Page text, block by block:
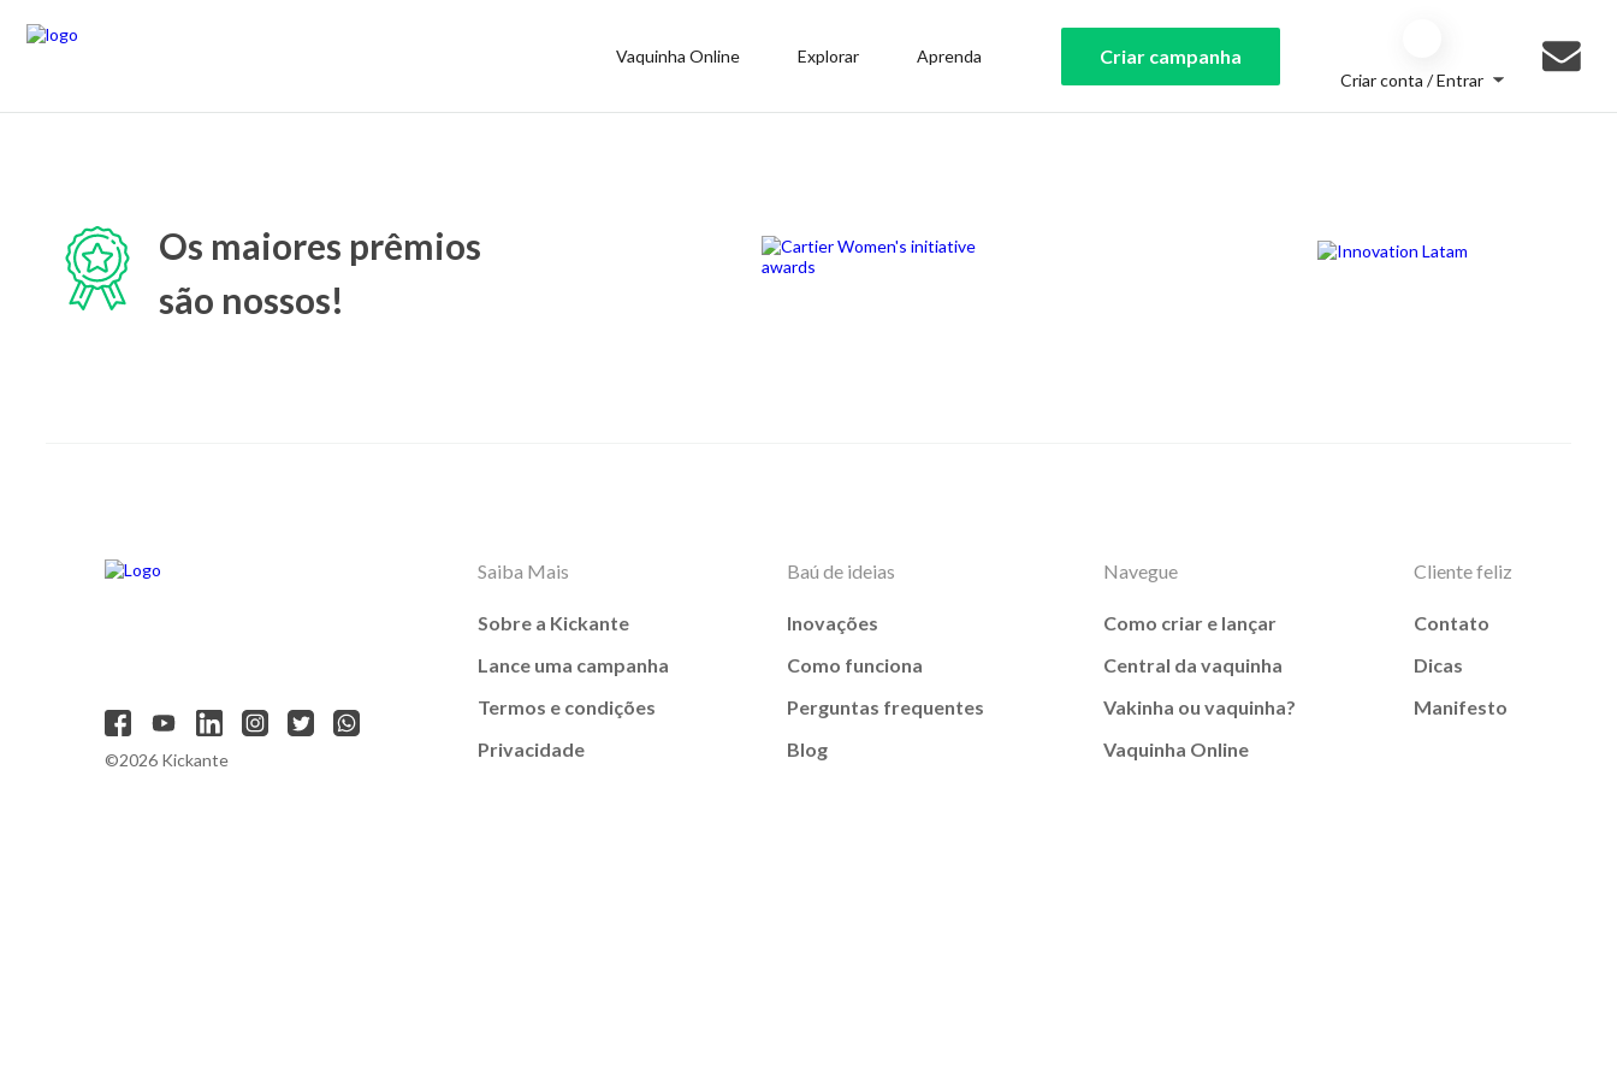
Vaquinha Online Explorar Aprenda Criar campanha
Criar conta / Entrar
Os maiores prêmios
são nossos!
©2026 Kickante
Saiba Mais
Sobre a Kickante
Lance uma campanha
Termos e condições
Privacidade
Baú de ideias
Inovações
Como funciona
Perguntas frequentes
Blog
Navegue
Como criar e lançar
Central da vaquinha
Vakinha ou vaquinha?
Vaquinha Online
Cliente feliz
Contato
Dicas
Manifesto